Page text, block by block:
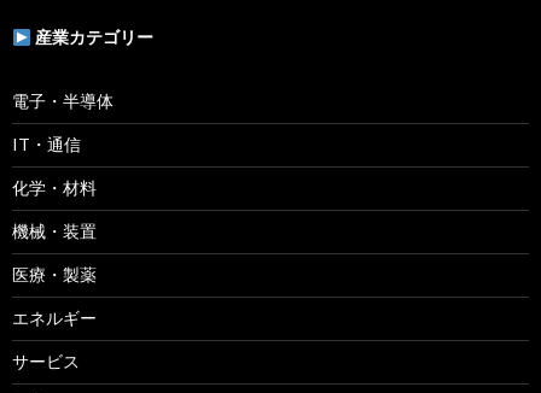
産業カテゴリー
電子・半導体
IT・通信
化学・材料
機械・装置
医療・製薬
エネルギー
サービス